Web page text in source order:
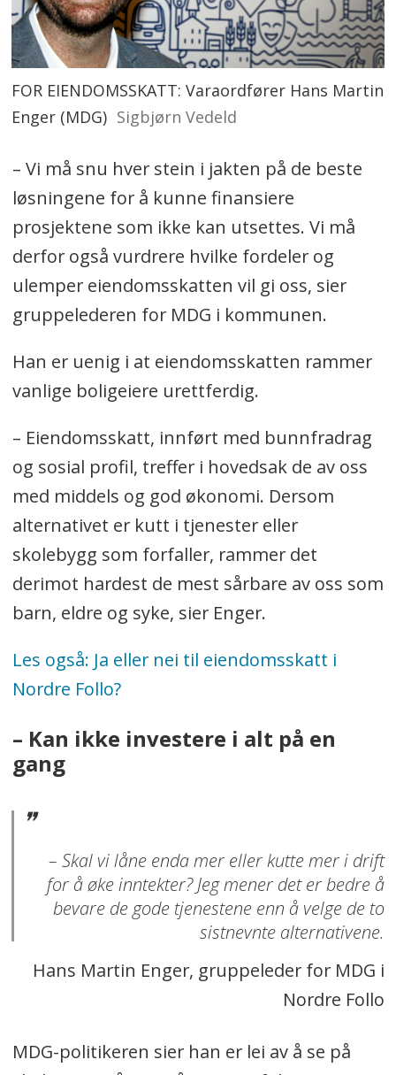
FOR EIENDOMSSKATT: Varaordfører Hans Martin
Enger (MDG) Sigbjørn Vedeld
– Vi må snu hver stein i jakten på de beste
løsningene for å kunne finansiere
prosjektene som ikke kan utsettes. Vi må
derfor også vurdrere hvilke fordeler og
ulemper eiendomsskatten vil gi oss, sier
gruppelederen for MDG i kommunen.
Han er uenig i at eiendomsskatten rammer
vanlige boligeiere urettferdig.
– Eiendomsskatt, innført med bunnfradrag
og sosial profil, treffer i hovedsak de av oss
med middels og god økonomi. Dersom
alternativet er kutt i tjenester eller
skolebygg som forfaller, rammer det
derimot hardest de mest sårbare av oss som
barn, eldre og syke, sier Enger.
Les også: Ja eller nei til eiendomsskatt i
Nordre Follo?
– Kan ikke investere i alt på en
gang
– Skal vi låne enda mer eller kutte mer i drift
for å øke inntekter? Jeg mener det er bedre å
bevare de gode tjenestene enn å velge de to
sistnevnte alternativene.
Hans Martin Enger, gruppeleder for MDG i
Nordre Follo
MDG-politikeren sier han er lei av å se på